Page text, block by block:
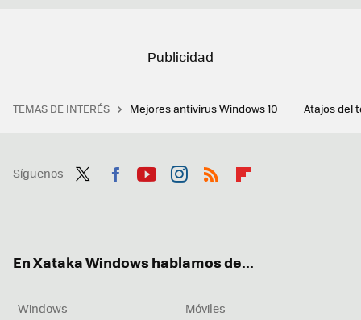
TEMAS DE INTERÉS Mejores antivirus Windows 10 Atajos del
Síguenos
En Xataka Windows hablamos de...
Windows
Móviles